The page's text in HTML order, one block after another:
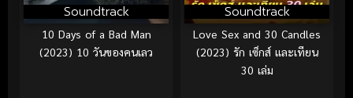
Soundtrack
10 Days of a Bad Man
(2023) 10 วันของคนเลว
Soundtrack
Love Sex and 30 Candles
(2023) รัก เซ็กส์ และเทียน
30 เล่ม